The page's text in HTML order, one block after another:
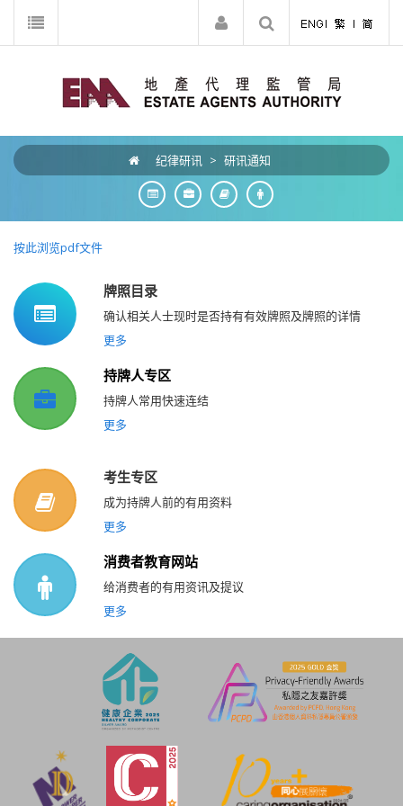
纪律研讯 > 研讯通知
按此浏览pdf文件
牌照目录
确认相关人士现时是否持有有效牌照及牌照的详情
更多
持牌人专区
持牌人常用快速连结
更多
考生专区
成为持牌人前的有用资料
更多
消费者教育网站
给消费者的有用资讯及提议
更多